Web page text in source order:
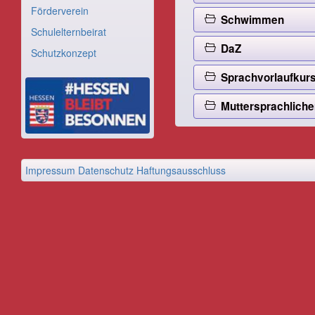
Förderverein
Schulelternbeirat
Schutzkonzept
Schwimmen
DaZ
Sprachvorlaufkurs
Impressum Datenschutz Haftungsausschluss